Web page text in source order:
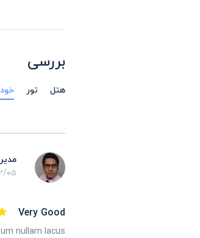
بررسی
هتل تور
Very Good
nullam lacus